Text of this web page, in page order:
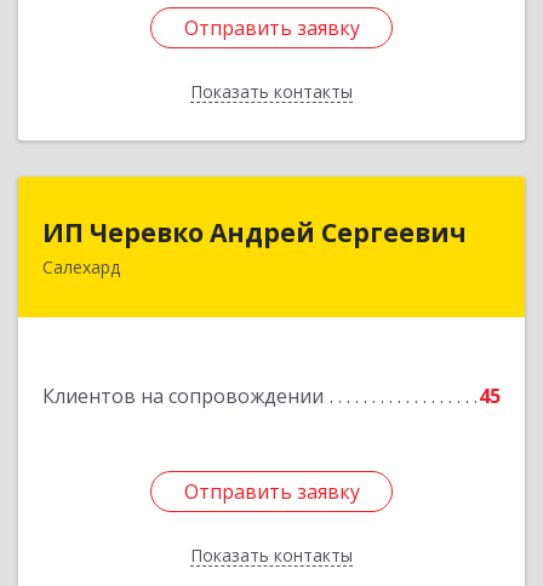
Отправить заявку
Показать контакты
Отправить заявку
Назад
ИП Черевко Андрей Сергеевич
Салехард
Клиентов на сопровождении 45
Отправить заявку
Показать контакты
ИП Черевко Андрей Сергеевич
629003, Ямало-Ненецкий АО, Салехард г,
Отправить заявку
Назад